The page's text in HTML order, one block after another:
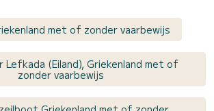
met of zonder vaarbewijs
Lefkada (Eiland), Griekenland met of
zonder vaarbewijs